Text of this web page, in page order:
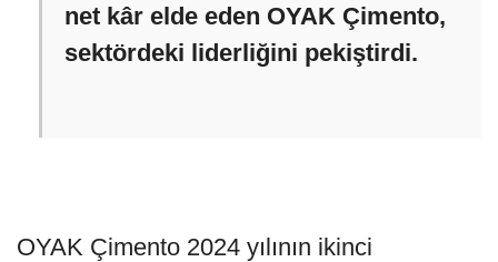
net kâr elde eden OYAK Çimento,
sektördeki liderliğini pekiştirdi.
OYAK Çimento 2024 yılının ikinci